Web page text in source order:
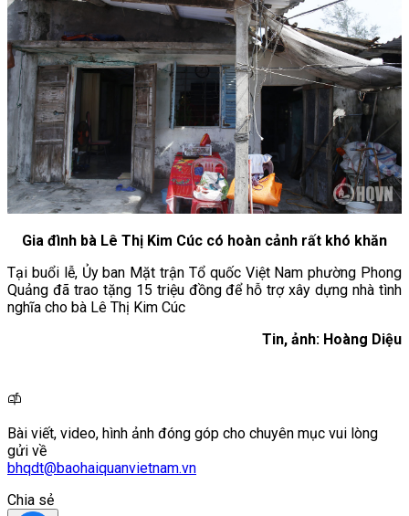
Gia đình bà Lê Thị Kim Cúc có hoàn cảnh rất khó khăn
Tại buổi lễ, Ủy ban Mặt trận Tổ quốc Việt Nam phường Phong
Quảng đã trao tặng 15 triệu đồng để hỗ trợ xây dựng nhà tình
nghĩa cho bà Lê Thị Kim Cúc
Tin, ảnh: Hoàng Diệu
Bài viết, video, hình ảnh đóng góp cho chuyên mục vui lòng
gửi về
bhqdt@baohaiquanvietnam.vn
Chia sẻ